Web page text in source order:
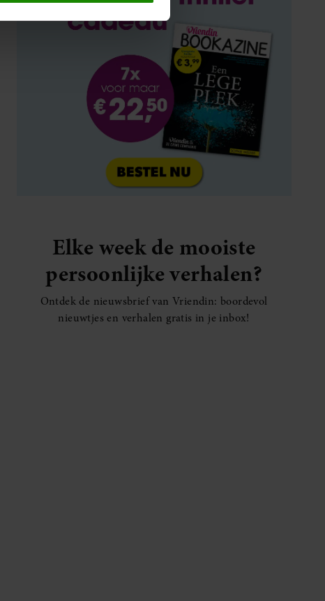
media te bieden en om ons
informatie die u aan ze heeft
met onze cookies als u
Elke week de mooiste
persoonlijke verhalen?
Ontdek de nieuwsbrief van Vriendin: boordevol
nieuwtjes en verhalen gratis in je inbox!